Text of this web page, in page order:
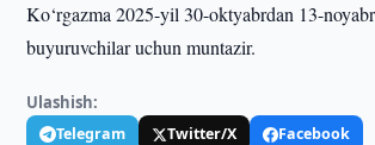
Ko‘rgazma 2025-yil 30-oktyabrdan 13-
buyuruvchilar uchun muntazir.
Ulashish:
Telegram Twitter/X
Facebook